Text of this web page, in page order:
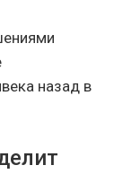
назад в